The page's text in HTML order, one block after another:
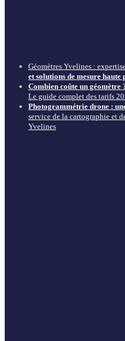
Géomètres Yvelines :
et solutions de mesure haute
Combien coûte un géomètre
Le guide complet des tarifs
Photogrammétrie drone :
service de la cartographie et
Yvelines